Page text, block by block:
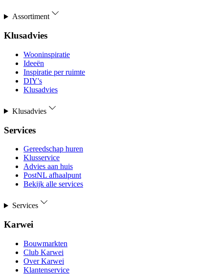
Assortiment
Klusadvies
Wooninspiratie
Ideeën
Inspiratie per ruimte
DIY's
Klusadvies
Klusadvies
Services
Gereedschap huren
Klusservice
Advies aan huis
PostNL afhaalpunt
Bekijk alle services
Services
Karwei
Bouwmarkten
Club Karwei
Over Karwei
Klantenservice